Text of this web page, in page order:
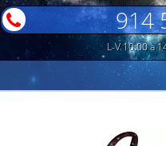
914
L-V 10:00 a